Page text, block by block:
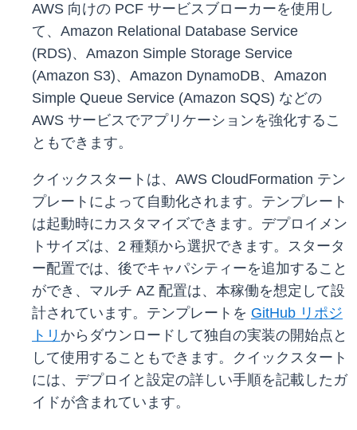
AWS 向けの PCF サービスブローカーを使用し
て、Amazon Relational Database Service
(RDS)、Amazon Simple Storage Service
(Amazon S3)、Amazon DynamoDB、Amazon
Simple Queue Service (Amazon SQS) などの
AWS サービスでアプリケーションを強化するこ
ともできます。
クイックスタートは、AWS CloudFormation テン
プレートによって自動化されます。テンプレート
は起動時にカスタマイズできます。デプロイメン
トサイズは、2 種類から選択できます。スタータ
ー配置では、後でキャパシティーを追加すること
ができ、マルチ AZ 配置は、本稼働を想定して設
計されています。テンプレートを GitHub リポジ
トリ からダウンロードして独自の実装の開始点と
して使用することもできます。クイックスタート
には、デプロイと設定の詳しい手順を記載したガ
イドが含まれています。